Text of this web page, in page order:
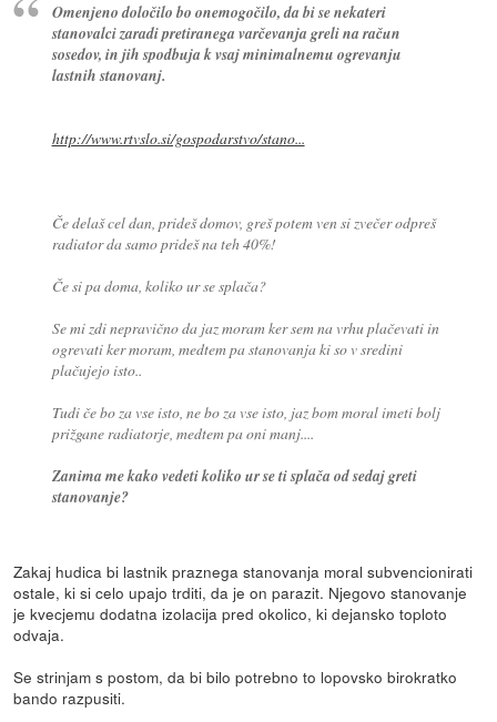
Omenjeno določilo bo onemogočilo, da bi se nekateri
stanovalci zaradi pretiranega varčevanja greli na račun
sosedov, in jih spodbuja k vsaj minimalnemu ogrevanju
lastnih stanovanj.
http://www.rtvslo.si/gospodarstvo/stano...
Če delaš cel dan, prideš domov, greš potem ven si zvečer odpreš
radiator da samo prideš na teh 40%!
Če si pa doma, koliko ur se splača?
Se mi zdi nepravično da jaz moram ker sem na vrhu plačevati in
ogrevati ker moram, medtem pa stanovanja ki so v sredini
plačujejo isto..
Tudi če bo za vse isto, ne bo za vse isto, jaz bom moral imeti bolj
prižgane radiatorje, medtem pa oni manj....
Zanima me kako vedeti koliko ur se ti splača od sedaj greti
stanovanje?
Zakaj hudica bi lastnik praznega stanovanja moral subvencionirati
ostale, ki si celo upajo trditi, da je on parazit. Njegovo stanovanje
je kvecjemu dodatna izolacija pred okolico, ki dejansko toploto
odvaja.
Se strinjam s postom, da bi bilo potrebno to lopovsko birokratko
bando razpusiti.